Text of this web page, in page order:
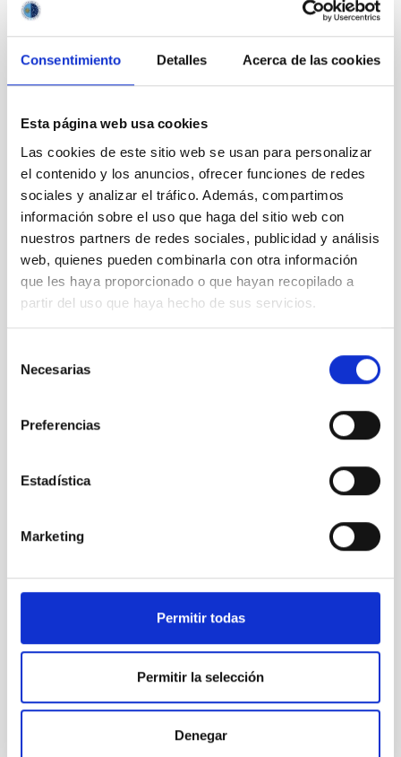
Consentimiento Detalles Acerca de las cookies
Esta página web usa cookies
Las cookies de este sitio web se usan para personalizar
el contenido y los anuncios, ofrecer funciones de redes
sociales y analizar el tráfico. Además, compartimos
información sobre el uso que haga del sitio web con
nuestros partners de redes sociales, publicidad y análisis
web, quienes pueden combinarla con otra información
que les haya proporcionado o que hayan recopilado a
partir del uso que haya hecho de sus servicios.
Necesarias
Preferencias
Estadística
Marketing
Permitir todas
Permitir la selección
Denegar
JUAN JESÚS ARMAS MARCELO: “El IAC y sus
de Canarias”